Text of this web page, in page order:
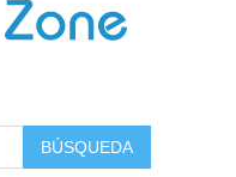
BÚSQUEDA